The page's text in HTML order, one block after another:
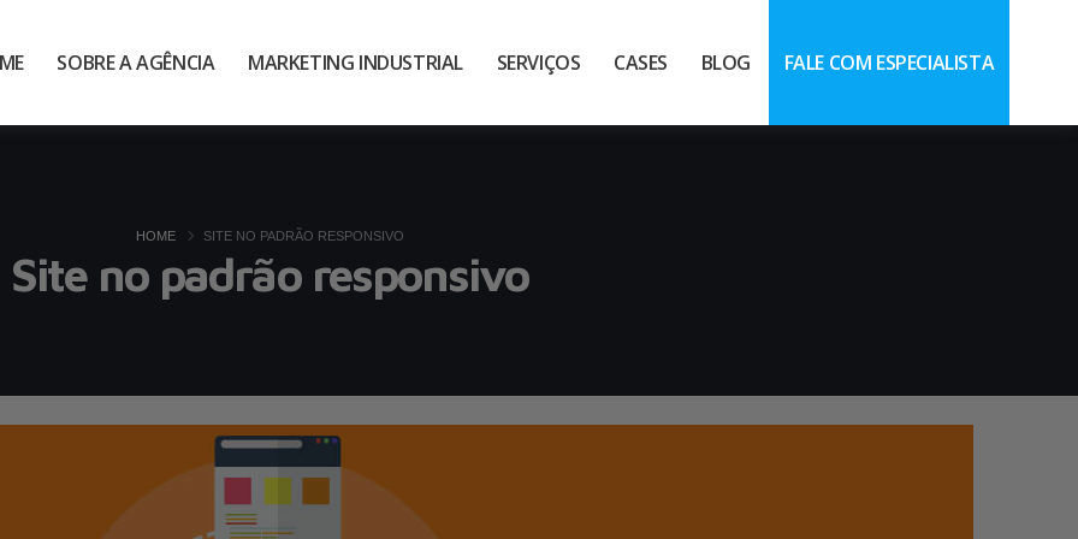
SOBRE A AGÊNCIA MARKETING INDUSTRIAL SERVIÇOS CASES BLOG FALE COM ESPECIALISTA
Site no padrão responsivo
HOME SITE NO PADRÃO RESPONSIVO